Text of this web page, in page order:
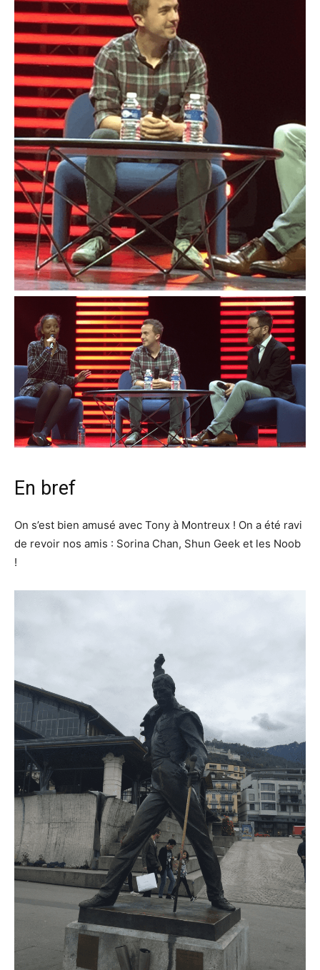
En bref
On s’est bien amusé avec Tony à Montreux ! On a été ravi
de revoir nos amis : Sorina Chan, Shun Geek et les Noob
!